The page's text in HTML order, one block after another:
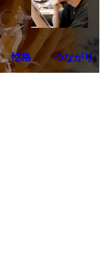
性格 つながり